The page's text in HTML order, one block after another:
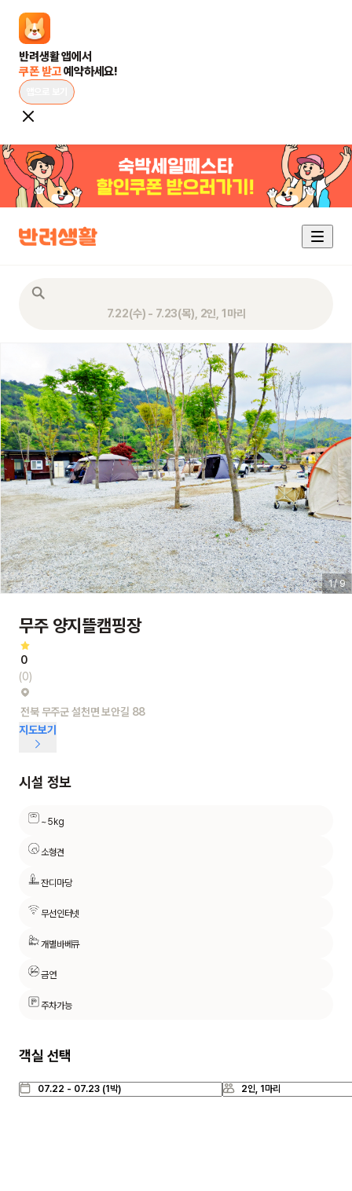
쿠폰 받고 예약하세요!
7.22(수) - 7.23(목), 2인, 1마리
1 / 9
무주 양지뜰캠핑장
0
(0)
전북 무주군 설천면 보안길 88
지도보기
시설 정보
~5kg
소형견
잔디마당
무선인터넷
개별바베큐
금연
주차가능
객실 선택